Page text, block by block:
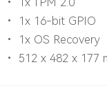
• 1x 16-bit GPIO
• 1x OS Recovery
• 512 x 482 x 177